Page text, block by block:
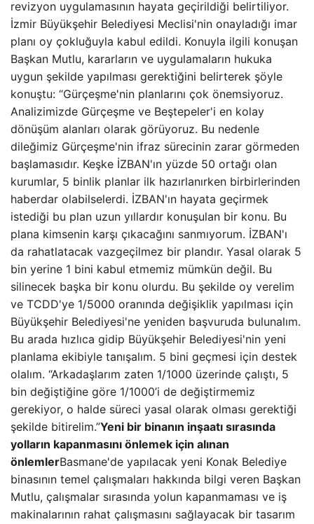
revizyon uygulamasının hayata geçirildiği belirtiliyor.
İzmir Büyükşehir Belediyesi Meclisi'nin onayladığı imar
planı oy çokluğuyla kabul edildi. Konuyla ilgili konuşan
Başkan Mutlu, kararların ve uygulamaların hukuka
uygun şekilde yapılması gerektiğini belirterek şöyle
konuştu: “Gürçeşme'nin planlarını çok önemsiyoruz.
Analizimizde Gürçeşme ve Beştepeler'i en kolay
dönüşüm alanları olarak görüyoruz. Bu nedenle
dileğimiz Gürçeşme'nin ifraz sürecinin zarar görmeden
başlamasıdır. Keşke İZBAN'ın yüzde 50 ortağı olan
kurumlar, 5 binlik planlar ilk hazırlanırken birbirlerinden
haberdar olabilselerdi. İZBAN'ın hayata geçirmek
istediği bu plan uzun yıllardır konuşulan bir konu. Bu
plana kimsenin karşı çıkacağını sanmıyorum. İZBAN'ı
da rahatlatacak vazgeçilmez bir plandır. Yasal olarak 5
bin yerine 1 bini kabul etmemiz mümkün değil. Bu
silinecek başka bir konu olurdu. Bu şekilde oy verelim
ve TCDD'ye 1/5000 oranında değişiklik yapılması için
Büyükşehir Belediyesi'ne yeniden başvuruda bulunalım.
Bu arada hızlıca gidip Büyükşehir Belediyesi'nin yeni
planlama ekibiyle tanışalım. 5 bini geçmesi için destek
olalım. “Arkadaşlarım zaten 1/1000 üzerinde çalıştı, 5
bin değiştiğine göre 1/1000’i de değiştirmemiz
gerekiyor, o halde süreci yasal olarak olması gerektiği
şekilde bitirelim.”Yeni bir binanın inşaatı sırasında
yolların kapanmasını önlemek için alınan
önlemlerBasmane'de yapılacak yeni Konak Belediye
binasının temel çalışmaları hakkında bilgi veren Başkan
Mutlu, çalışmalar sırasında yolun kapanmaması ve iş
makinalarının rahat çalışmasını sağlayacak bir tasarım